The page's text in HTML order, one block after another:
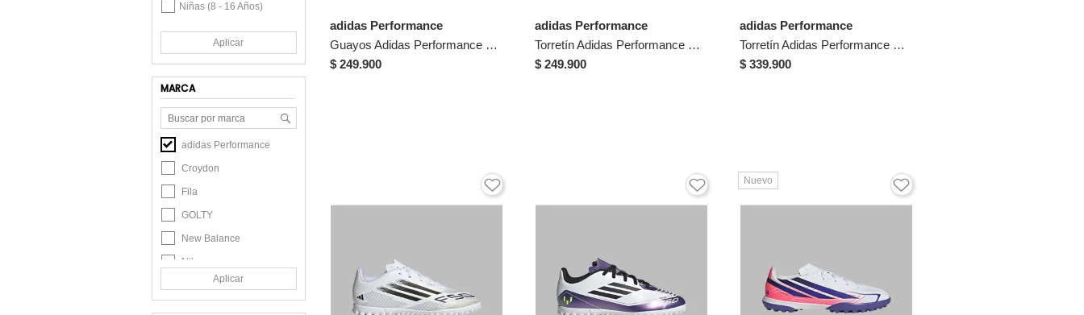
Niñas (8 - 16 Años)
Aplicar
MARCA
adidas Performance
Croydon
Fila
GOLTY
New Balance
Nike
Aplicar
adidas Performance
Guayos Adidas Performance Niño F50 Hyperfast Club - Blanco - Fútbol | Entrenamiento Y Competencia
$ 249.900
adidas Performance
Torretín Adidas Performance Niño F50 Messi Club TF - Fútbol | Césped Sintético
$ 249.900
adidas Performance
Torretín Adidas Performance Niño F50 Sparkfusion League TF - Fútbol | Césped Sintético
$ 339.900
Nuevo